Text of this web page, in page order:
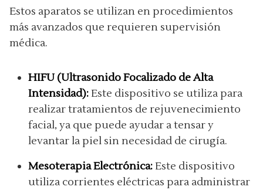
Estos aparatos se utilizan en procedimientos
más avanzados que requieren supervisión
médica.
HIFU (Ultrasonido Focalizado de Alta
Intensidad):Este dispositivo se utiliza para
realizar tratamientos de rejuvenecimiento
facial, ya que puede ayudar a tensar y
levantar la piel sin necesidad de cirugía.
Mesoterapia Electrónica:Este dispositivo
utiliza corrientes eléctricas para administrar